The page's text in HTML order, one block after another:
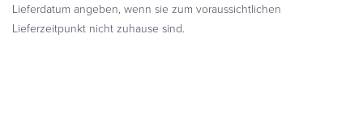
Lieferdatum angeben, wenn sie zum voraussichtlichen
Lieferzeitpunkt nicht zuhause sind.